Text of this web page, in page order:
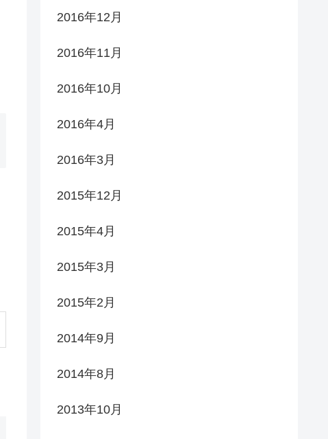
2016年12月
2016年11月
2016年10月
2016年4月
2016年3月
2015年12月
2015年4月
2015年3月
2015年2月
2014年9月
2014年8月
2013年10月